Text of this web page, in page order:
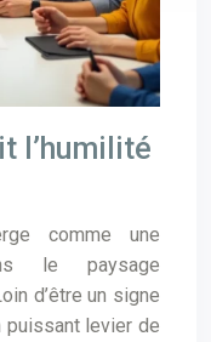
l’humilité
comme une
le paysage
d’être un signe
levier de